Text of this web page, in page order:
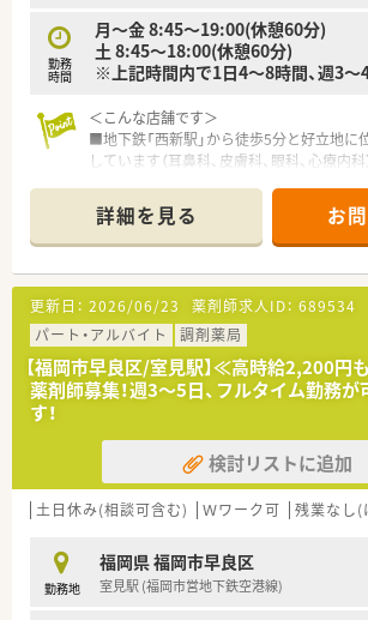
勤務
時間
月～金 8:45～19:00(休憩60分)
土 8:45～18:00(休憩60分)
※上記時間内で1日4～8時間、週3
＜こんな店舗です＞
■地下鉄「西新駅」から徒歩5分と好立地に
しています（耳鼻科、皮膚科、眼科、心療内科）
の勤務となります。
■勤務人数も多い＋近隣に他店舗もある為
すい環境です。
■約120枚/日応需と多忙な店舗で、やりが
応力が身に付きます。
■勤務時間・日数のご相談が可能ですので
やすい環境です。
■ママさん薬剤師も活躍しているため、子
場です。
■幅広い処方箋を応需しスキルアップを目
■大型店舗で多くの同僚と共に協力しなが
■かかりつけ薬剤師等、積極的に学びたい
■福岡県を中心に109店展開しています。
■処方箋枚数に対して20枚/人程度の人数
す。
詳細を見る お
更新日： 2026/06/23 薬剤師求人ID： 689534
パート・アルバイト
調剤薬局
【福岡市早良区/室見駅】≪高時給2,200円
薬剤師募集！週3～5日、フルタイム勤務
す！
検討リストに追加
土日休み(相談可含む) Ｗワーク可 残業なし(
勤務地
福岡県 福岡市早良区
室見駅 (福岡市営地下鉄空港線)